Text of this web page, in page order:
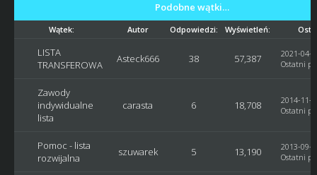
Podobne wątki…
Wątek: Autor Odpowiedzi: Wyświetleń:
LISTA
TRANSFEROWA
Asteck666 38 57,387
2021-04-
Ostatni
Zawody
indywidualne
lista
carasta 6 18,708
2014-11-
Ostatni
Pomoc - lista
rozwijalna
szuwarek 5 13,190
2013-09-
Ostatni